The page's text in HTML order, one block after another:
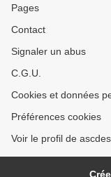
Pages
Contact
Signaler un abus
C.G.U.
Cookies et données
Préférences cookies
Voir le profil de